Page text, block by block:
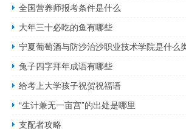
全国营养师报考条件是什么
大年三十必吃的鱼有哪些
宁夏葡萄酒与防沙治沙职业技术学院是什么
兔子四字拜年成语有哪些
给考上大学孩子祝贺祝福语
“生计兼无一亩宫”的出处是哪里
支配者攻略